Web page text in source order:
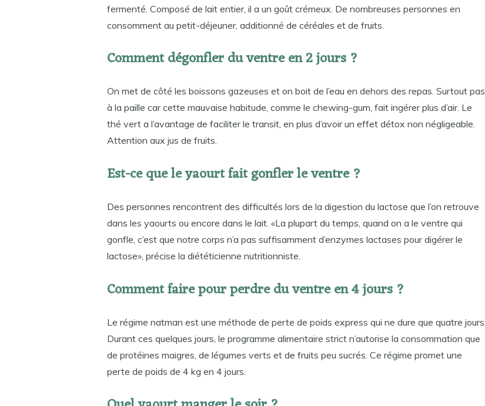
fermenté. Composé de lait entier, il a un goût crémeux. De nombreuses personnes en
consomment au petit-déjeuner, additionné de céréales et de fruits.
Comment dégonfler du ventre en 2 jours ?
On met de côté les boissons gazeuses et on boit de l’eau en dehors des repas. Surtout pas
à la paille car cette mauvaise habitude, comme le chewing-gum, fait ingérer plus d’air. Le
thé vert a l’avantage de faciliter le transit, en plus d’avoir un effet détox non négligeable.
Attention aux jus de fruits.
Est-ce que le yaourt fait gonfler le ventre ?
Des personnes rencontrent des difficultés lors de la digestion du lactose que l’on retrouve
dans les yaourts ou encore dans le lait. «La plupart du temps, quand on a le ventre qui
gonfle, c’est que notre corps n’a pas suffisamment d’enzymes lactases pour digérer le
lactose», précise la diététicienne nutritionniste.
Comment faire pour perdre du ventre en 4 jours ?
Le régime natman est une méthode de perte de poids express qui ne dure que quatre jours.
Durant ces quelques jours, le programme alimentaire strict n’autorise la consommation que
de protéines maigres, de légumes verts et de fruits peu sucrés. Ce régime promet une
perte de poids de 4 kg en 4 jours.